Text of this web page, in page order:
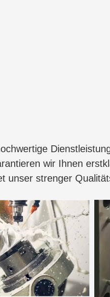
wir Ihnen
unser strenger